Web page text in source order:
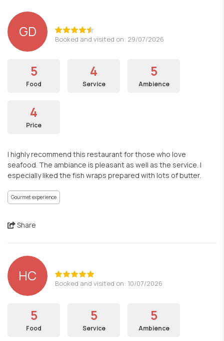
GD Booked and visited on: 29/07/2026
5
Food
4
Service
5
Ambience
4
Price
I highly recommend this restaurant for those who love
seafood. The ambiance is pleasant as well as the service. I
especially liked the fish wraps prepared with lots of butter.
Gourmet experience
Share
HC Booked and visited on: 10/07/2026
5
Food
5
Service
5
Ambience